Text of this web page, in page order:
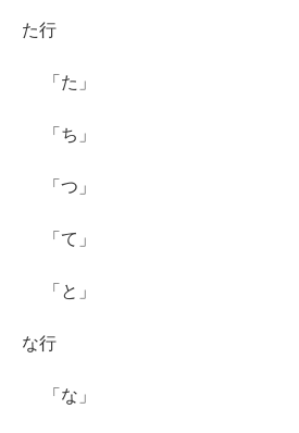
た行
「た」
「ち」
「つ」
「て」
「と」
な行
「な」